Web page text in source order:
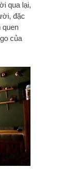
qua lại,
đặc
quen
của